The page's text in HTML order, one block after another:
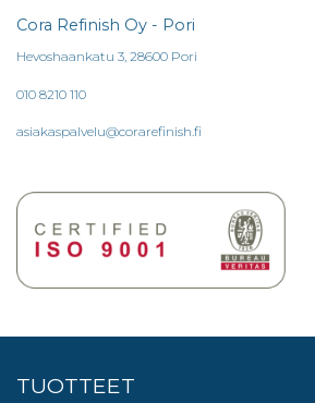
Cora Refinish Oy - Pori
Hevoshaankatu 3, 28600 Pori
010 8210 110
asiakaspalvelu@corarefinish.fi
TUOTTEET